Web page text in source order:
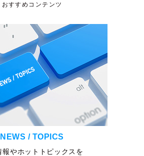
おすすめコンテンツ
NEWS / TOPICS
報やホットトピックスを